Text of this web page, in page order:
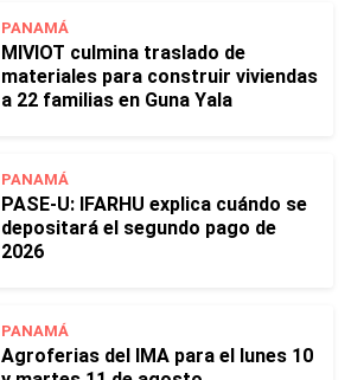
PANAMÁ
MIVIOT culmina traslado de
materiales para construir viviendas
a 22 familias en Guna Yala
PANAMÁ
PASE-U: IFARHU explica cuándo se
depositará el segundo pago de
2026
PANAMÁ
Agroferias del IMA para el lunes 10